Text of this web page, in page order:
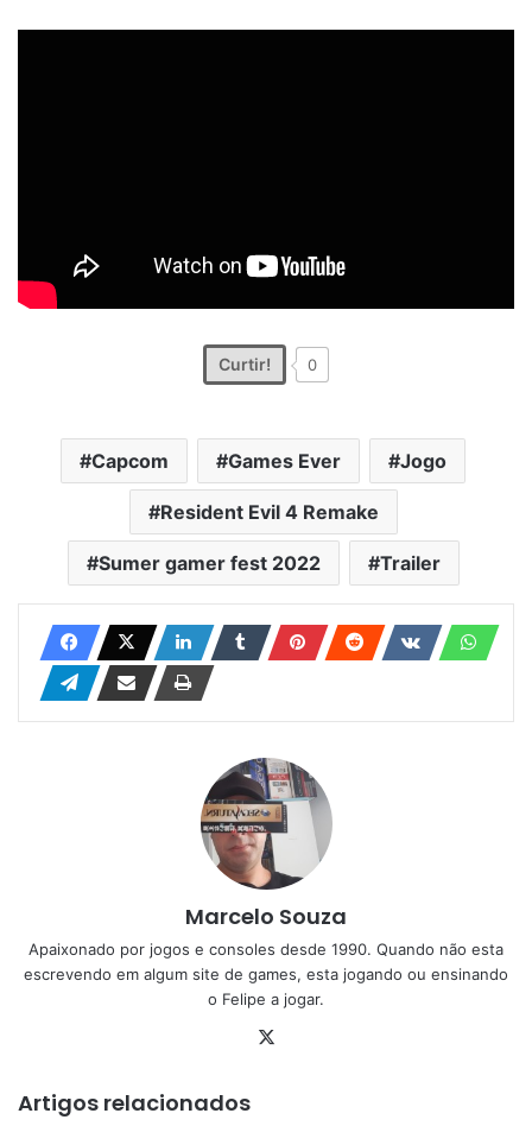
Curtir! 0
Capcom Games Ever Jogo
Resident Evil 4 Remake
Sumer gamer fest 2022 Trailer
Marcelo Souza
Apaixonado por jogos e consoles desde 1990. Quando não esta
escrevendo em algum site de games, esta jogando ou ensinando
o Felipe a jogar.
Artigos relacionados